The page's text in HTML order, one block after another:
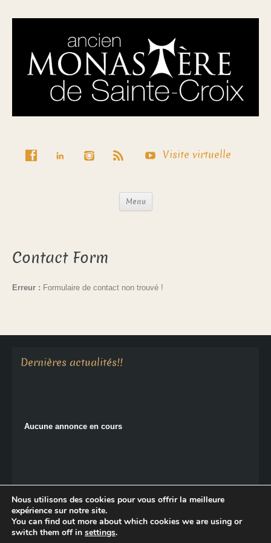
Visite virtuelle
Menu
Contact Form
Erreur : Formulaire de contact non trouvé !
Dernières actualités!!
Aucune annonce en cours
Aucune annonce en cours
Copyright © 2026 Le Monastère de Sainte-Croix.
Politique de confidentialité
Nous utilisons des cookies pour vous offrir la meilleure
expérience sur notre site.
You can find out more about which cookies we are using or
switch them off in settings.